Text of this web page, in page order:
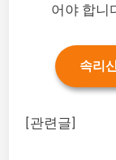
어야 합니
속리
[관련글]